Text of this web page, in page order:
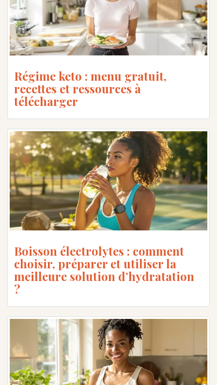
Régime keto : menu gratuit,
recettes et ressources à
télécharger
Boisson électrolytes : comment
choisir, préparer et utiliser la
meilleure solution d’hydratation
?